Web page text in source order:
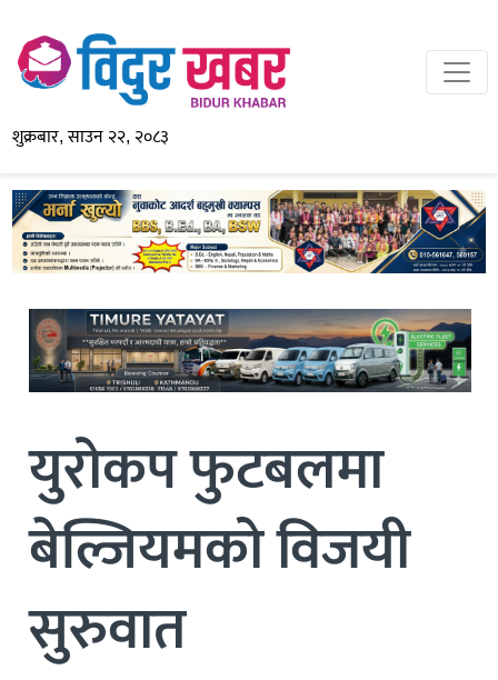
शुक्रबार, साउन २२, २०८३
युरोकप फुटबलमा
बेल्जियमको विजयी
सुरुवात